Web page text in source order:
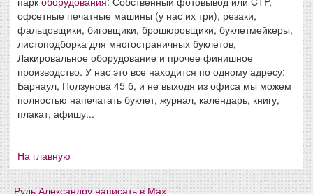
офсетные печатные машины (у нас их три), резаки,
фальцовщики, биговщики, брошюровщики, буклетмейкеры,
листоподборка для многостраничных буклетов,
Лакировальное оборудование и прочее финишное
производство. У нас это все находится по одному адресу:
Барнаул, Ползунова 45 б, и не выходя из офиса мы можем
полностью напечатать буклет, журнал, календарь, книгу,
плакат, афишу...
На главную
Рудь Александру написать в Мах